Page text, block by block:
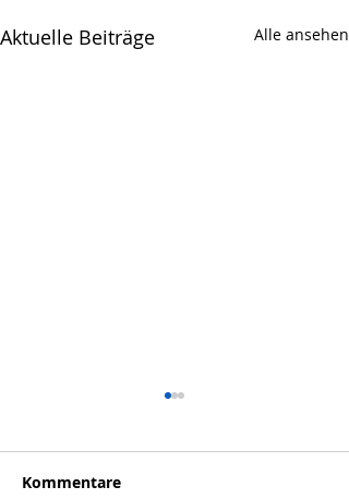
Aktuelle Beiträge Alle ansehen
Kommentare